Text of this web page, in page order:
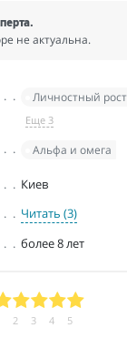
не актуальна.
Личностный рост
Еще 3
Альфа и омега
Киев
Читать (3)
более 8 лет
2 3 4 5